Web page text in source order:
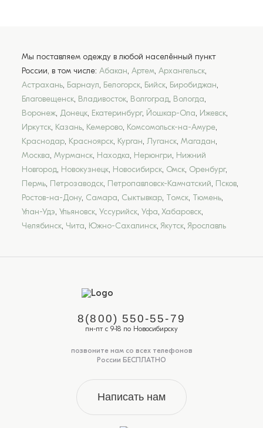
Мы поставляем одежду в любой населённый пункт
России, в том числе: Абакан, Артем, Архангельск,
Астрахань, Барнаул, Белогорск, Бийск, Биробиджан,
Благовещенск, Владивосток, Волгоград, Вологда,
Воронеж, Донецк, Екатеринбург, Йошкар-Ола, Ижевск,
Иркутск, Казань, Кемерово, Комсомольск-на-Амуре,
Краснодар, Красноярск, Курган, Луганск, Магадан,
Москва, Мурманск, Находка, Нерюнгри, Нижний
Новгород, Новокузнецк, Новосибирск, Омск, Оренбург,
Пермь, Петрозаводск, Петропавловск-Камчатский, Псков,
Ростов-на-Дону, Самара, Сыктывкар, Томск, Тюмень,
Улан-Удэ, Ульяновск, Уссурийск, Уфа, Хабаровск,
Челябинск, Чита, Южно-Сахалинск, Якутск, Ярославль
8(800) 550-55-79
пн-пт с 9-18 по Новосибирску
позвоните нам со всех телефонов
России БЕСПЛАТНО
Написать нам